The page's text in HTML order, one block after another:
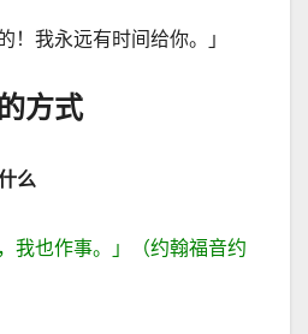
！我永远有时间给你。」
方式
么
我也作事。」（约翰福音约